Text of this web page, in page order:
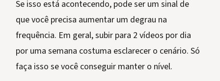
Se isso está acontecendo, pode ser um sinal de
que você precisa aumentar um degrau na
frequência. Em geral, subir para 2 vídeos por dia
por uma semana costuma esclarecer o cenário. Só
faça isso se você conseguir manter o nível.